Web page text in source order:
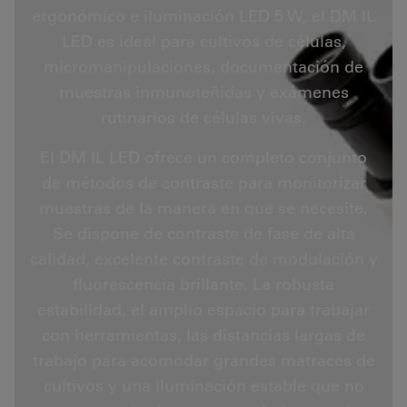
LED es ideal para cultivos de células,
micromanipulaciones, documentación de
muestras inmunoteñidas y exámenes
El DM IL LED ofrece un completo conjunto
de métodos de contraste para monitorizar